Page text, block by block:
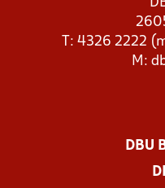
T: 4326 2222
M:
DBU